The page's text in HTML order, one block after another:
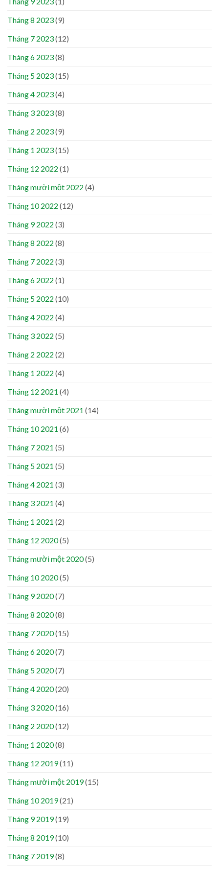
Tháng 8 2023(9)
Tháng 7 2023(12)
Tháng 6 2023(8)
Tháng 5 2023(15)
Tháng 4 2023(4)
Tháng 3 2023(8)
Tháng 2 2023(9)
Tháng 1 2023(15)
Tháng 12 2022 (1)
Tháng mười một 2022 (4)
Tháng 10 2022 (12)
Tháng 9 2022 (3)
Tháng 8 2022 (8)
Tháng 7 2022 (3)
Tháng 6 2022 (1)
Tháng 5 2022 (10)
Tháng 4 2022 (4)
Tháng 3 2022 (5)
Tháng 2 2022 (2)
Tháng 1 2022 (4)
Tháng 12 2021 (4)
Tháng mười một 2021 (14)
Tháng 10 2021 (6)
Tháng 7 2021 (5)
Tháng 5 2021 (5)
Tháng 4 2021 (3)
Tháng 3 2021 (4)
Tháng 1 2021 (2)
Tháng 12 2020(5)
Tháng mười một 2020(5)
Tháng 10 2020(5)
Tháng 9 2020(7)
Tháng 8 2020(8)
Tháng 7 2020(15)
Tháng 6 2020(7)
Tháng 5 2020(7)
Tháng 4 2020(20)
Tháng 3 2020(16)
Tháng 2 2020(12)
Tháng 1 2020(8)
Tháng 12 2019(11)
Tháng mười một 2019(15)
Tháng 10 2019(21)
Tháng 9 2019(19)
Tháng 8 2019(10)
Tháng 7 2019(8)